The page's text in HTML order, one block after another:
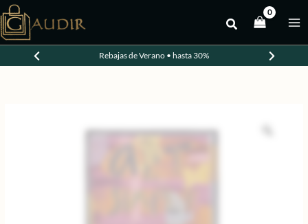
al
contenido
Rebajas de Verano • hasta 30%